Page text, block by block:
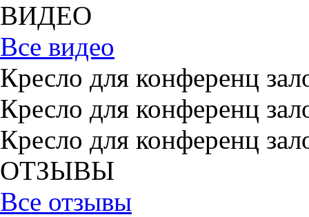
ВИДЕО
Все видео
Кресло для конференц
Кресло для конференц
Кресло для конференц
ОТЗЫВЫ
Все отзывы